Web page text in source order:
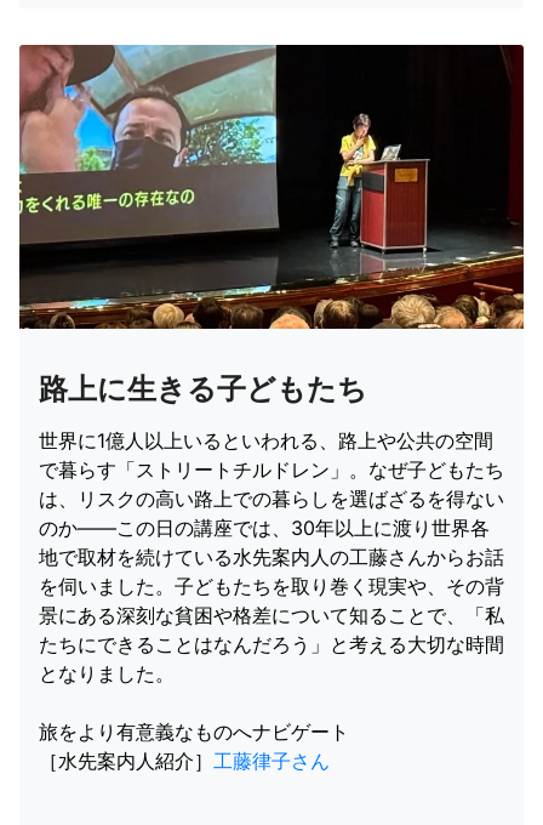
路上に生きる子どもたち
世界に1億人以上いるといわれる、路上や公共の空間
で暮らす「ストリートチルドレン」。なぜ子どもたち
は、リスクの高い路上での暮らしを選ばざるを得ない
のか――この日の講座では、30年以上に渡り世界各
地で取材を続けている水先案内人の工藤さんからお話
を伺いました。子どもたちを取り巻く現実や、その背
景にある深刻な貧困や格差について知ることで、「私
たちにできることはなんだろう」と考える大切な時間
となりました。
旅をより有意義なものへナビゲート
［水先案内人紹介］ 工藤律子さん